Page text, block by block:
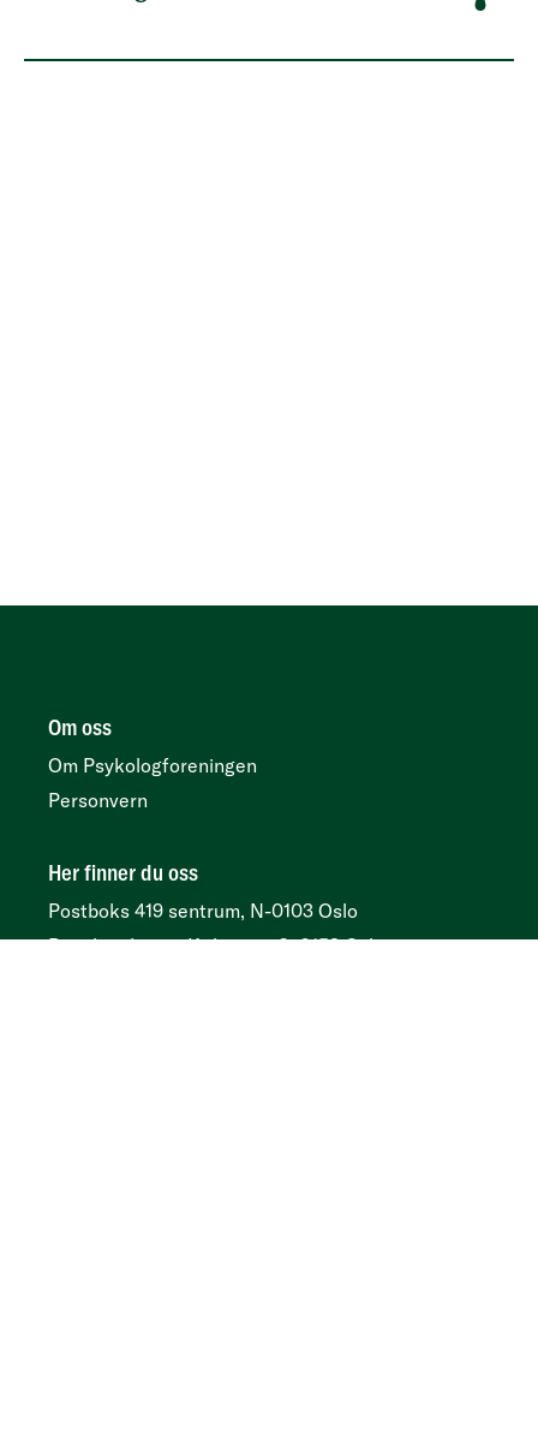
Om oss
Om Psykologforeningen
Personvern
Her finner du oss
Postboks 419 sentrum, N-0103 Oslo
BesøksadresseKirkegata 2, 0153 Oslo